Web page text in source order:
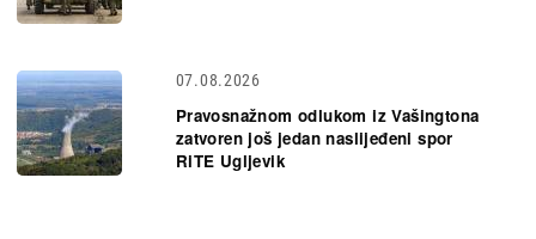
07.08.2026
Pravosnažnom odlukom iz Vašingtona
zatvoren još jedan naslijeđeni spor
RiTE Ugljevik